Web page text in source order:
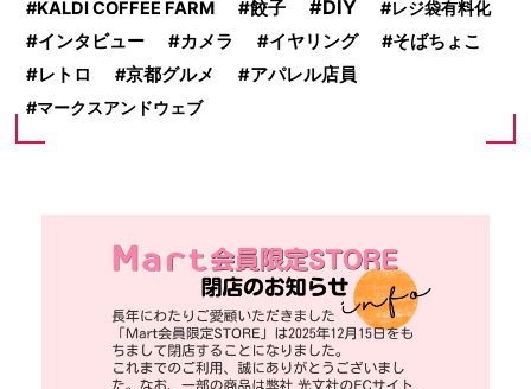
KALDI COFFEE FARM 餃子 DIY レジ袋有料化
インタビュー カメラ イヤリング
そばちょこ
レトロ
京都グルメ アパレル店員
マークスアンドウェブ